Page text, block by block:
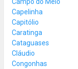
Capelinha
Capitólio
Caratinga
Cataguases
Cláudio
Congonhas